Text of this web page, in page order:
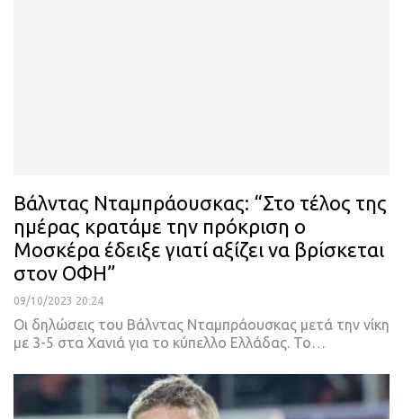
Βάλντας Νταμπράουσκας: “Στο τέλος της
ημέρας κρατάμε την πρόκριση ο
Μοσκέρα έδειξε γιατί αξίζει να βρίσκεται
στον ΟΦΗ”
09/10/2023 20:24
Οι δηλώσεις του Βάλντας Νταμπράουσκας μετά την νίκη
με 3-5 στα Χανιά για το κύπελλο Ελλάδας. Το…